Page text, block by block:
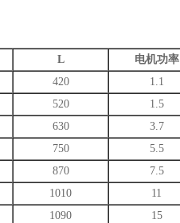
L 电机功率
420 1.1
520 1.5
630 3.7
750 5.5
870 7.5
1010 11
1090 15